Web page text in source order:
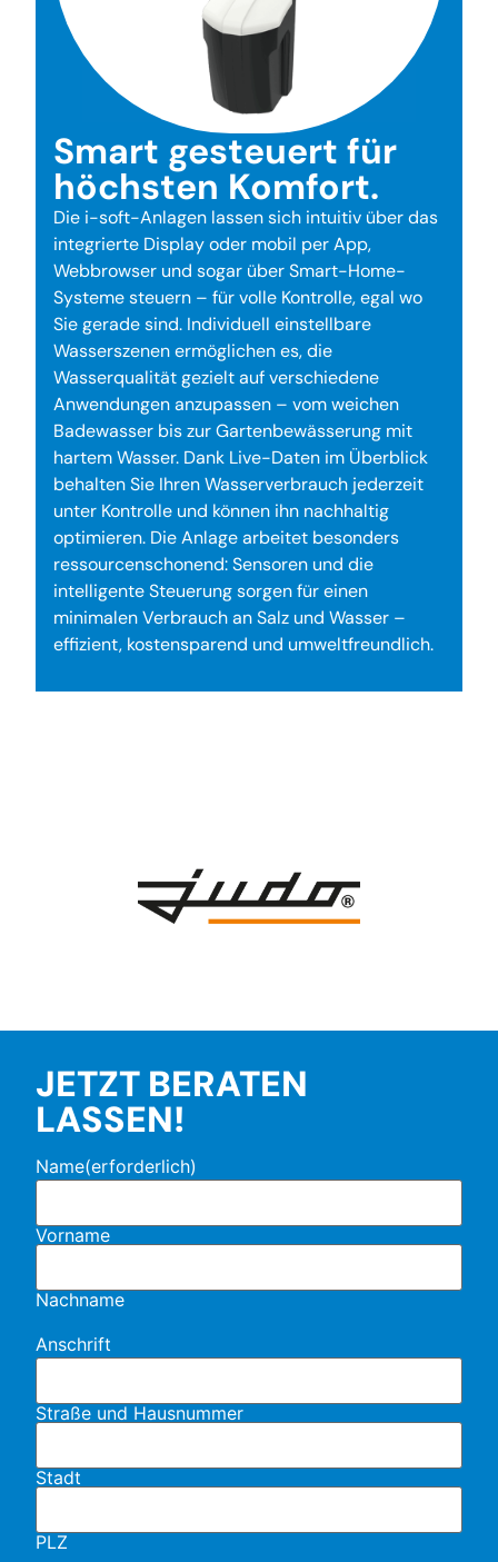
Smart gesteuert für
höchsten Komfort.
Die i-soft-Anlagen lassen sich intuitiv über das
integrierte Display oder mobil per App,
Webbrowser und sogar über Smart-Home-
Systeme steuern – für volle Kontrolle, egal wo
Sie gerade sind. Individuell einstellbare
Wasserszenen ermöglichen es, die
Wasserqualität gezielt auf verschiedene
Anwendungen anzupassen – vom weichen
Badewasser bis zur Gartenbewässerung mit
hartem Wasser. Dank Live-Daten im Überblick
behalten Sie Ihren Wasserverbrauch jederzeit
unter Kontrolle und können ihn nachhaltig
optimieren. Die Anlage arbeitet besonders
ressourcenschonend: Sensoren und die
intelligente Steuerung sorgen für einen
minimalen Verbrauch an Salz und Wasser –
effizient, kostensparend und umweltfreundlich.
JETZT BERATEN
LASSEN!
Name(erforderlich)
Vorname
Nachname
Anschrift
Straße und Hausnummer
Stadt
PLZ